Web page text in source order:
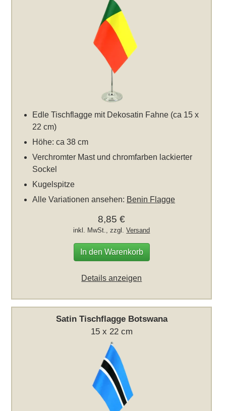
Edle Tischflagge mit Dekosatin Fahne (ca 15 x
22 cm)
Höhe: ca 38 cm
Verchromter Mast und chromfarben lackierter
Sockel
Kugelspitze
Alle Variationen ansehen: Benin Flagge
8,85 €
inkl. MwSt., zzgl.Versand
In den Warenkorb
Details anzeigen
Satin Tischflagge Botswana
15 x 22 cm